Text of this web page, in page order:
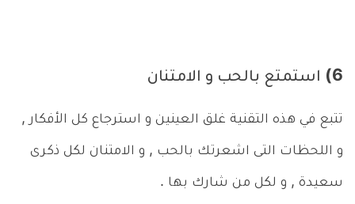
6) استمتع بالحب و الامتنان
تتبع في هذه التقنية غلق العينين و استرجاع كل الأفكار ,
و اللحظات التى اشعرتك بالحب , و الامتنان لكل ذكرى
سعيدة , و لكل من شارك بها .